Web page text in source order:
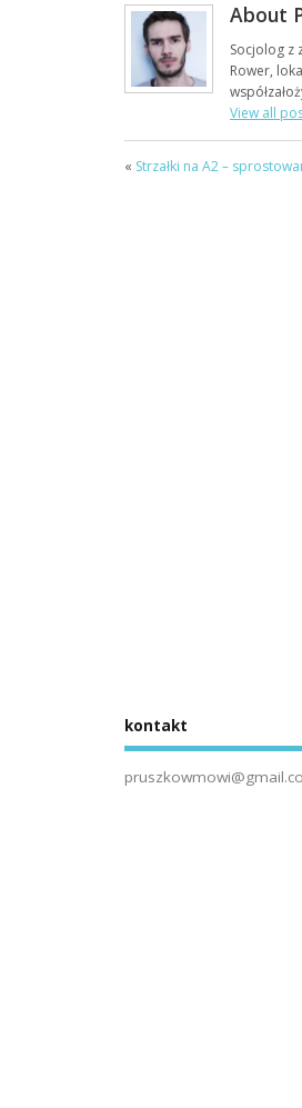
About
Socjolog z
Rower,
View all
« Strzałki na A2 –
kontakt